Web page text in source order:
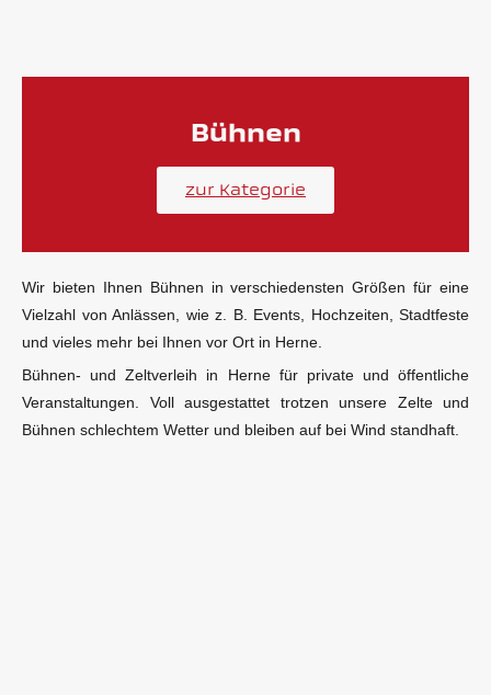
Bühnen
zur Kategorie
Wir bieten Ihnen Bühnen in verschiedensten Größen für eine
Vielzahl von Anlässen, wie z. B. Events, Hochzeiten, Stadtfeste
und vieles mehr bei Ihnen vor Ort in Herne.
Bühnen- und Zeltverleih in Herne für private und öffentliche
Veranstaltungen. Voll ausgestattet trotzen unsere Zelte und
Bühnen schlechtem Wetter und bleiben auf bei Wind standhaft.